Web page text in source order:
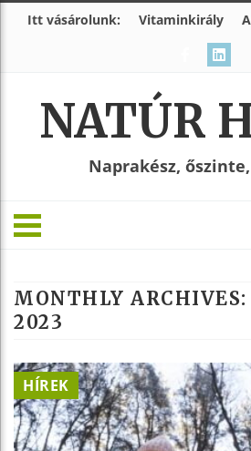
Itt vásárolunk: Vitaminkirály
NATÚR
Naprakész,
MONTHLY ARCHIVES:
2023
HÍREK